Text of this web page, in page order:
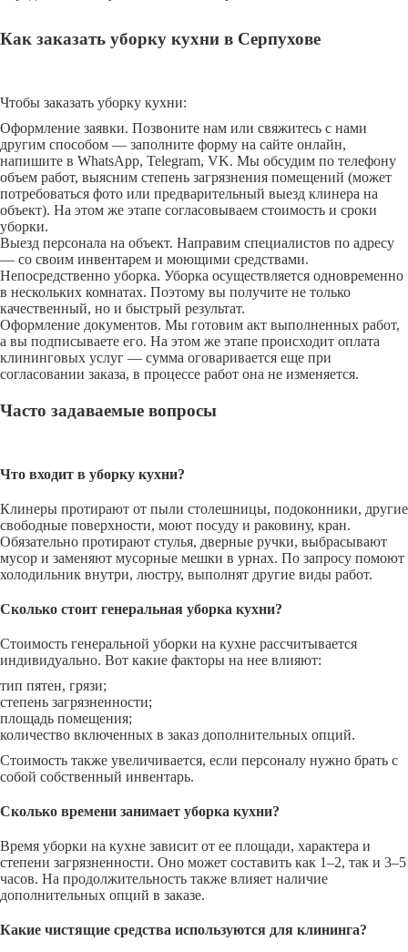
Как заказать уборку кухни в Серпухове
Чтобы заказать уборку кухни:
Оформление заявки. Позвоните нам или свяжитесь с нами
другим способом — заполните форму на сайте онлайн,
напишите в WhatsApp, Telegram, VK. Мы обсудим по телефону
объем работ, выясним степень загрязнения помещений (может
потребоваться фото или предварительный выезд клинера на
объект). На этом же этапе согласовываем стоимость и сроки
уборки.
Выезд персонала на объект. Направим специалистов по адресу
— со своим инвентарем и моющими средствами.
Непосредственно уборка. Уборка осуществляется одновременно
в нескольких комнатах. Поэтому вы получите не только
качественный, но и быстрый результат.
Оформление документов. Мы готовим акт выполненных работ,
а вы подписываете его. На этом же этапе происходит оплата
клининговых услуг — сумма оговаривается еще при
согласовании заказа, в процессе работ она не изменяется.
Часто задаваемые вопросы
Что входит в уборку кухни?
Клинеры протирают от пыли столешницы, подоконники, другие
свободные поверхности, моют посуду и раковину, кран.
Обязательно протирают стулья, дверные ручки, выбрасывают
мусор и заменяют мусорные мешки в урнах. По запросу помоют
холодильник внутри, люстру, выполнят другие виды работ.
Сколько стоит генеральная уборка кухни?
Стоимость генеральной уборки на кухне рассчитывается
индивидуально. Вот какие факторы на нее влияют:
тип пятен, грязи;
степень загрязненности;
площадь помещения;
количество включенных в заказ дополнительных опций.
Стоимость также увеличивается, если персоналу нужно брать с
собой собственный инвентарь.
Сколько времени занимает уборка кухни?
Время уборки на кухне зависит от ее площади, характера и
степени загрязненности. Оно может составить как 1–2, так и 3–5
часов. На продолжительность также влияет наличие
дополнительных опций в заказе.
Какие чистящие средства используются для клининга?